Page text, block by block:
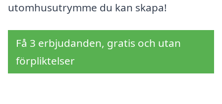
utomhusutrymme du kan skapa!
Få 3 erbjudanden, gratis och utan
förpliktelser